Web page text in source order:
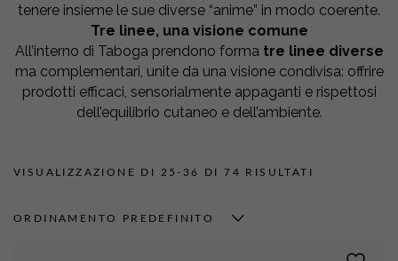
tenere insieme le sue diverse “anime” in modo coerente.
Tre linee, una visione comune
All’interno di Taboga prendono forma tre linee diverse
ma complementari, unite da una visione condivisa: offrire
prodotti efficaci, sensorialmente appaganti e rispettosi
dell’equilibrio cutaneo e dell’ambiente.
VISUALIZZAZIONE DI 25-36 DI 74 RISULTATI
ORDINAMENTO PREDEFINITO